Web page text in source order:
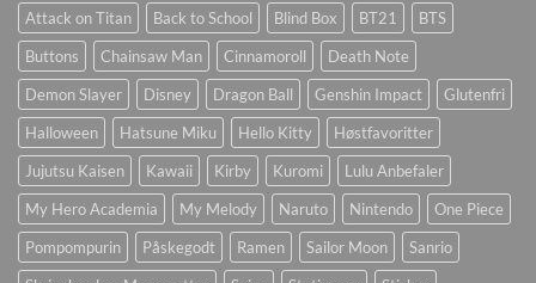
Attack on Titan Back to School Blind Box BT21
BTS
Buttons
Chainsaw Man Cinnamoroll
Death Note
Demon Slayer
Disney Dragon Ball Genshin Impact
Glutenfri
Halloween
Hatsune Miku Hello Kitty
Høstfavoritter
Jujutsu Kaisen
Kawaii Kirby Kuromi
Lulu Anbefaler
My Hero Academia
My Melody Naruto Nintendo
One Piece
Pompompurin
Påskegodt Ramen Sailor Moon
Sanrio